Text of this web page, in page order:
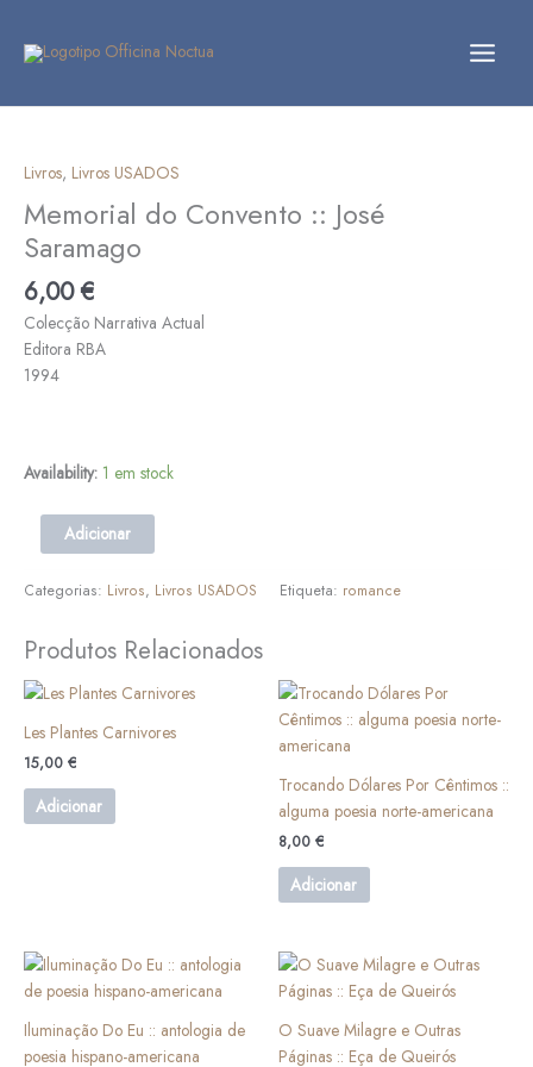
content
Livros, Livros USADOS
Memorial do Convento :: José
Saramago
6,00€
Colecção Narrativa Actual
Editora RBA
1994
Availability: 1 em stock
Memorial
do
Convento
::
José
Saramago
Adicionar
Categorias: Livros, Livros USADOS Etiqueta: romance
Produtos Relacionados
Les Plantes Carnivores
15,00 €
Adicionar
Trocando Dólares Por Cêntimos ::
alguma poesia norte-americana
8,00 €
Adicionar
Iluminação Do Eu :: antologia de
poesia hispano-americana
O Suave Milagre e Outras
Páginas :: Eça de Queirós